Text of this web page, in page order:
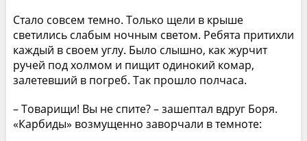
Стало совсем темно. Только щели в крыше
светились слабым ночным светом. Ребята притихли
каждый в своем углу. Было слышно, как журчит
ручей под холмом и пищит одинокий комар,
залетевший в погреб. Так прошло полчаса.
– Товарищи! Вы не спите? – зашептал вдруг Боря.
«Карбиды» возмущенно заворчали в темноте: